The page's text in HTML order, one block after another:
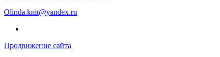
Olinda.knit@yandex.ru
Продвижение сайта